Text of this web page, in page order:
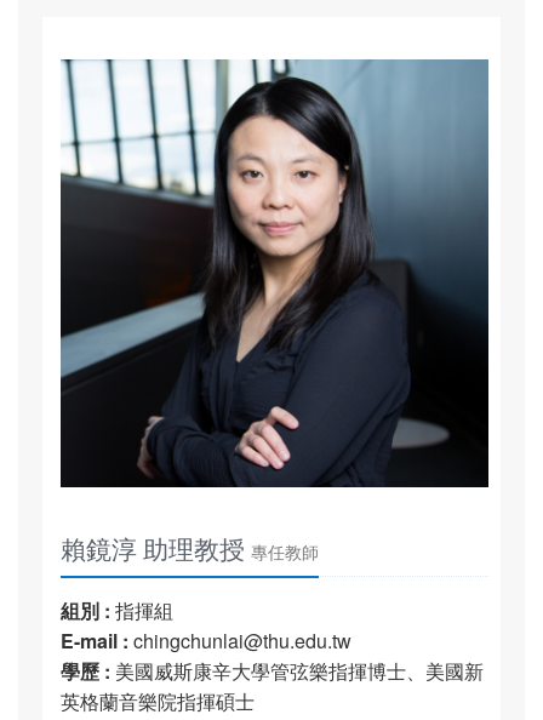
賴鏡淳 助理教授 專任教師
組別 : 指揮組
E-mail : chingchunlai@thu.edu.tw
學歷 : 美國威斯康辛大學管弦樂指揮博士、美國新
英格蘭音樂院指揮碩士